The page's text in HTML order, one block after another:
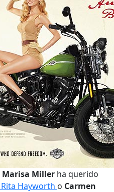
Marisa Miller ha querido
Rita Hayworth o Carmen